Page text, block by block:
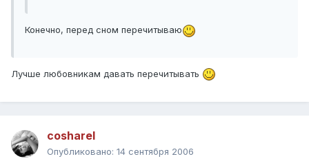
Конечно, перед сном перечитываю
Лучше любовникам давать перечитывать
cosharel
Опубликовано: 14 сентября 2006